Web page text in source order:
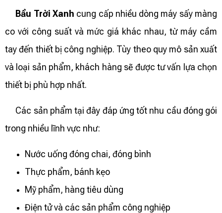
Bầu Trời Xanh cung cấp nhiều dòng máy sấy màng
co với công suất và mức giá khác nhau, từ máy cầm
tay đến thiết bị công nghiệp. Tùy theo quy mô sản xuất
và loại sản phẩm, khách hàng sẽ được tư vấn lựa chọn
thiết bị phù hợp nhất.
Các sản phẩm tại đây đáp ứng tốt nhu cầu đóng gói
trong nhiều lĩnh vực như:
Nước uống đóng chai, đóng bình
Thực phẩm, bánh kẹo
Mỹ phẩm, hàng tiêu dùng
Điện tử và các sản phẩm công nghiệp